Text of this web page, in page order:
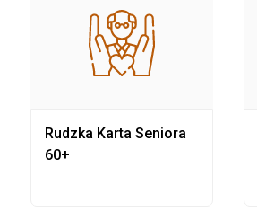
Rudzka Karta Seniora
60+